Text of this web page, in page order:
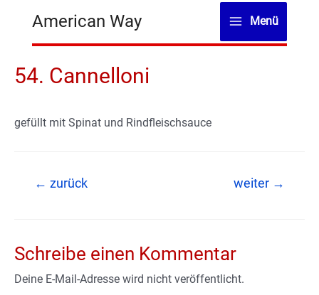
American Way
Main
Menü
54. Cannelloni
gefüllt mit Spinat und Rindfleischsauce
Beitragsnavigation
← zurück weiter →
Schreibe einen Kommentar
Deine E-Mail-Adresse wird nicht veröffentlicht.